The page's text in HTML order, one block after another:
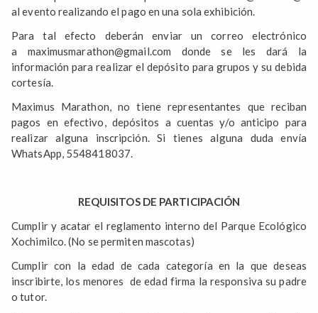
al evento realizando el pago en una sola exhibición.
Para tal efecto deberán enviar un correo electrónico
a maximusmarathon@gmail.com donde se les dará la
información para realizar el depósito para grupos y su debida
cortesía.
Maximus Marathon, no tiene representantes que reciban
pagos en efectivo, depósitos a cuentas y/o anticipo para
realizar alguna inscripción. Si tienes alguna duda envía
WhatsApp, 5548418037.
REQUISITOS DE PARTICIPACIÓN
Cumplir y acatar el reglamento interno del Parque Ecológico
Xochimilco. (No se permiten mascotas)
Cumplir con la edad de cada categoría en la que deseas
inscribirte, los menores de edad firma la responsiva su padre
o tutor.